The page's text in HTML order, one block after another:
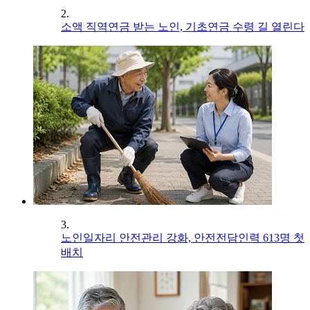
2.
소액 직역연금 받는 노인, 기초연금 수령 길 열린다
3.
노인일자리 안전관리 강화, 안전전담인력 613명 첫
배치